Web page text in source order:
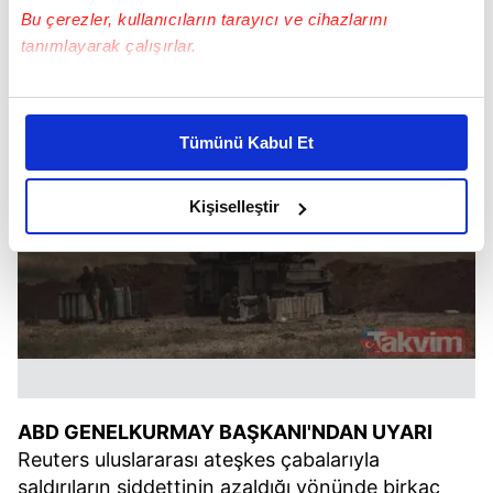
Bu çerezler, kullanıcıların tarayıcı ve cihazlarını
tanımlayarak çalışırlar.
Bu çerezlere izin vermeniz halinde sizlere özel
daha iyi reklam deneyimi yaşatabiliriz. Bunu yaparken
amacımızın size daha iyi bir reklam deneyimi sunmak
olduğunu ve sizlere en iyi içerikleri sunabilmek adına
elimizden gelen çabayı gösterdiğimizi ve bu noktada,
reklamların maliyetlerimizi karşılamak noktasında tek gelir
kalemimiz olduğunu sizlere hatırlatmak isteriz.
Her halükârda, kullanıcılar, bu çerezlere izin vermedikleri
takdirde, kullanıcılara hedefli reklamlar
Sizlere daha iyi bir hizmet sunabilmek için İnternet
Sitemizde kendimize ve üçüncü kişilere ait çerezler
Tümünü Kabul Et
Kişiselleştir
ABD GENELKURMAY BAŞKANI'NDAN UYARI
Reuters uluslararası ateşkes çabalarıyla
saldırıların şiddettinin azaldığı yönünde birkaç